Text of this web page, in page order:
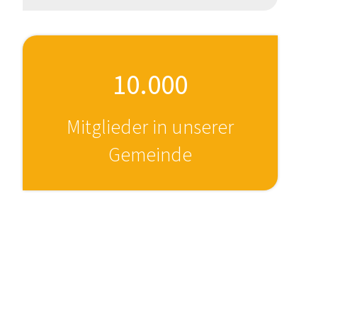
10.000
Mitglieder in unserer
Gemeinde